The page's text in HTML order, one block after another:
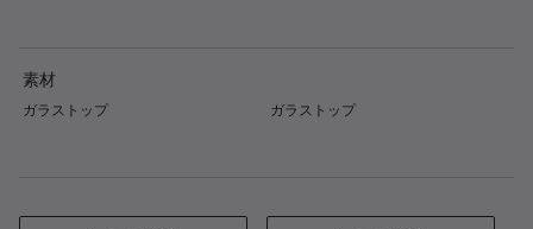
素材
ガラストップ ガラストップ